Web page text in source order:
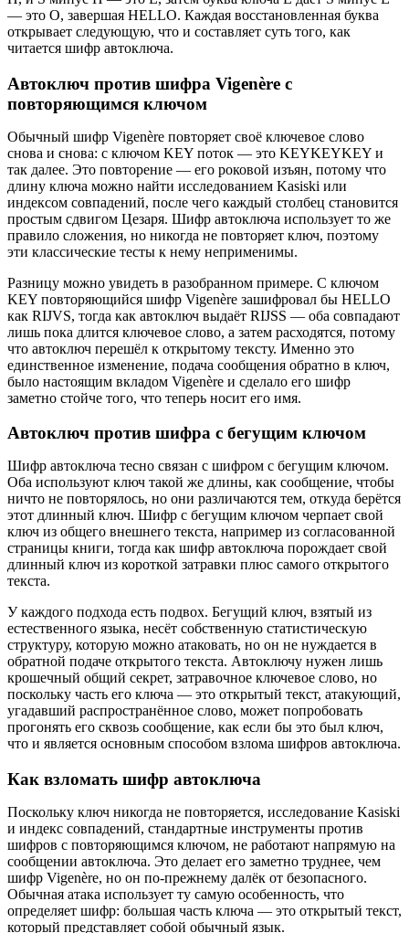
— это O, завершая HELLO. Каждая восстановленная буква
открывает следующую, что и составляет суть того, как
читается шифр автоключа.
Автоключ против шифра Vigenère с
повторяющимся ключом
Обычный шифр Vigenère повторяет своё ключевое слово
снова и снова: с ключом KEY поток — это KEYKEYKEY и
так далее. Это повторение — его роковой изъян, потому что
длину ключа можно найти исследованием Kasiski или
индексом совпадений, после чего каждый столбец становится
простым сдвигом Цезаря. Шифр автоключа использует то же
правило сложения, но никогда не повторяет ключ, поэтому
эти классические тесты к нему неприменимы.
Разницу можно увидеть в разобранном примере. С ключом
KEY повторяющийся шифр Vigenère зашифровал бы HELLO
как RIJVS, тогда как автоключ выдаёт RIJSS — оба совпадают
лишь пока длится ключевое слово, а затем расходятся, потому
что автоключ перешёл к открытому тексту. Именно это
единственное изменение, подача сообщения обратно в ключ,
было настоящим вкладом Vigenère и сделало его шифр
заметно стойче того, что теперь носит его имя.
Автоключ против шифра с бегущим ключом
Шифр автоключа тесно связан с шифром с бегущим ключом.
Оба используют ключ такой же длины, как сообщение, чтобы
ничто не повторялось, но они различаются тем, откуда берётся
этот длинный ключ. Шифр с бегущим ключом черпает свой
ключ из общего внешнего текста, например из согласованной
страницы книги, тогда как шифр автоключа порождает свой
длинный ключ из короткой затравки плюс самого открытого
текста.
У каждого подхода есть подвох. Бегущий ключ, взятый из
естественного языка, несёт собственную статистическую
структуру, которую можно атаковать, но он не нуждается в
обратной подаче открытого текста. Автоключу нужен лишь
крошечный общий секрет, затравочное ключевое слово, но
поскольку часть его ключа — это открытый текст, атакующий,
угадавший распространённое слово, может попробовать
прогонять его сквозь сообщение, как если бы это был ключ,
что и является основным способом взлома шифров автоключа.
Как взломать шифр автоключа
Поскольку ключ никогда не повторяется, исследование Kasiski
и индекс совпадений, стандартные инструменты против
шифров с повторяющимся ключом, не работают напрямую на
сообщении автоключа. Это делает его заметно труднее, чем
шифр Vigenère, но он по-прежнему далёк от безопасного.
Обычная атака использует ту самую особенность, что
определяет шифр: большая часть ключа — это открытый текст,
который представляет собой обычный язык.